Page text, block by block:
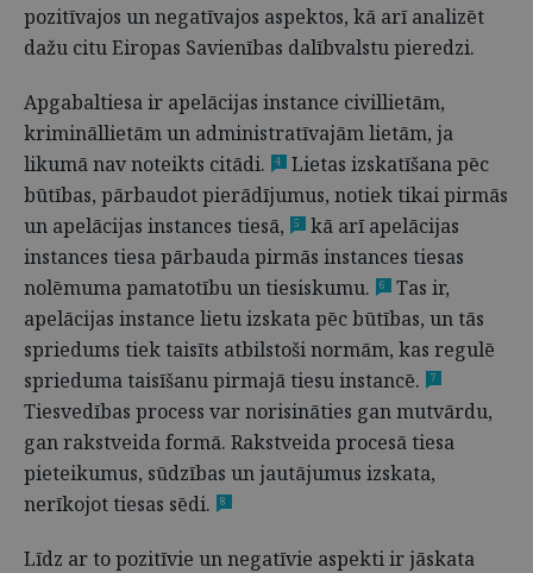
pozitīvajos un negatīvajos aspektos, kā arī analizēt
dažu citu Eiropas Savienības dalībvalstu pieredzi.
Apgabaltiesa ir apelācijas instance civillietām,
krimināllietām un administratīvajām lietām, ja
likumā nav noteikts citādi.
4
Lietas izskatīšana pēc
būtības, pārbaudot pierādījumus, notiek tikai pirmās
un apelācijas instances tiesā,
5
kā arī apelācijas
instances tiesa pārbauda pirmās instances tiesas
nolēmuma pamatotību un tiesiskumu.
6
Tas ir,
apelācijas instance lietu izskata pēc būtības, un tās
spriedums tiek taisīts atbilstoši normām, kas regulē
sprieduma taisīšanu pirmajā tiesu instancē.
7
Tiesvedības process var norisināties gan mutvārdu,
gan rakstveida formā. Rakstveida procesā tiesa
pieteikumus, sūdzības un jautājumus izskata,
nerīkojot tiesas sēdi.
8
Līdz ar to pozitīvie un negatīvie aspekti ir jāskata